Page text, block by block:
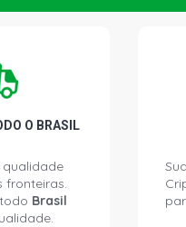
O BRASIL
qualidade
fronteiras.
Brasil